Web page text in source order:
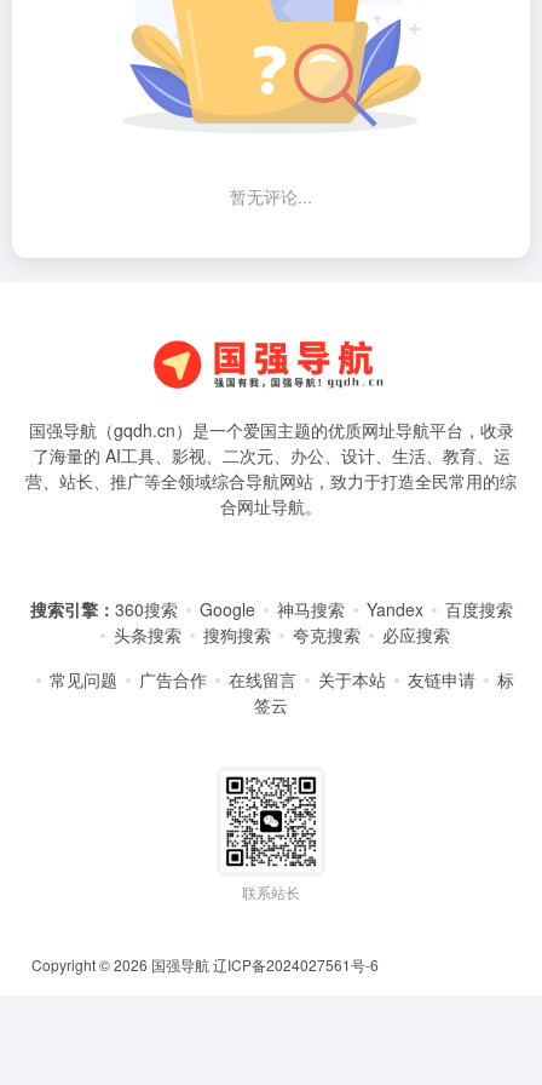
暂无评论...
国强导航（gqdh.cn）是一个爱国主题的优质网址导航平台，收录
了海量的 AI工具、影视、二次元、办公、设计、生活、教育、运
营、站长、推广等全领域综合导航网站，致力于打造全民常用的综
合网址导航。
搜索引擎： 360搜索 Google 神马搜索 Yandex
百度搜索
头条搜索
搜狗搜索 夸克搜索
必应搜索
常见问题
广告合作 在线留言 关于本站 友链申请
标
签云
联系站长
Copyright © 2026 国强导航辽ICP备2024027561号-6